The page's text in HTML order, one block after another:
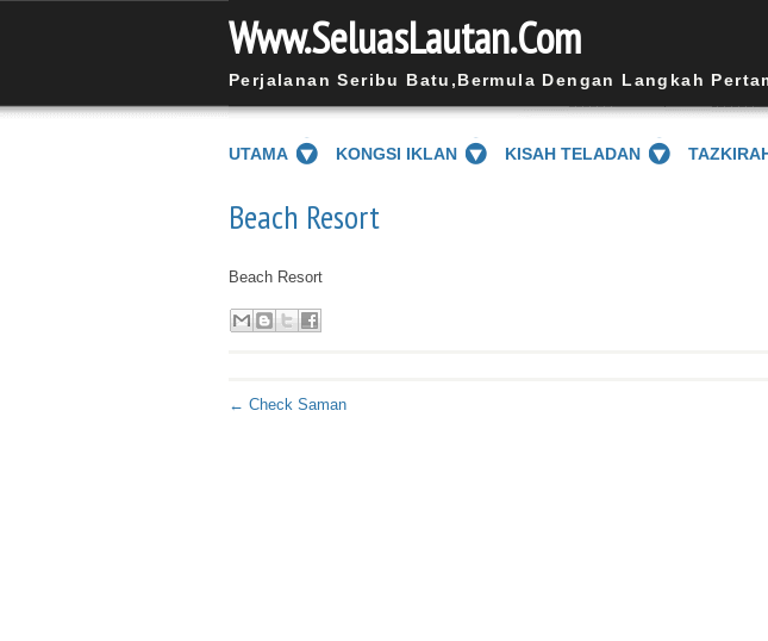
Www.SeluasLautan.Com
Perjalanan Seribu Batu,Bermula Dengan Langkah
UTAMA KONGSI IKLAN KISAH TELADAN
Beach Resort
Beach Resort
← Check Saman